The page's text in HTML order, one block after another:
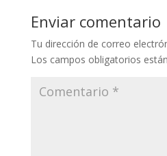
Enviar comentario
Tu dirección de correo
Los campos obligatorios